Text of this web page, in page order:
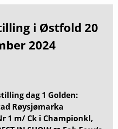
i Østfold 20
2024
dag 1 Golden:
Røysjømarka
1 m/ Ck i Championkl,